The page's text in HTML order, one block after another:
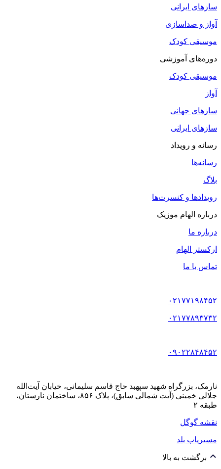
سازهای ایرانی
آواز و صداسازی
موسیقی کودک
دوره‌های آموزشی
موسیقی کودک
آواز
سازهای جهانی
سازهای ایرانی
رسانه و رویداد
رسانه‌ها
بلاگ
رویدادها و کنسرت‌ها
درباره الهام موزیک
درباره ما
ارکستر الهام
تماس با ما
۰۲۱۷۷۱۹۸۴۵۲
۰۲۱۷۷۸۹۳۷۳۲
۰۹۰۲۲۸۴۸۴۵۲
نارمک، بزرگراه شهید سپهبد حاج قاسم سلیمانی، خیابان آیت‌الله
جلالی خمینی (آیت شمالی سابق)، پلاک ۸۵۶، ساختمان نارستان،
طبقه ۲
نقشه گوگل
مسیریاب بلد
برگشت به بالا